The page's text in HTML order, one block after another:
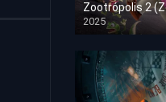
Zootrópolis 2
2025
HD 1080p